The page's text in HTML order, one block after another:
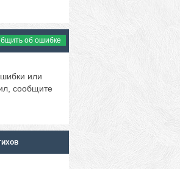
об ошибке
или
сообщите